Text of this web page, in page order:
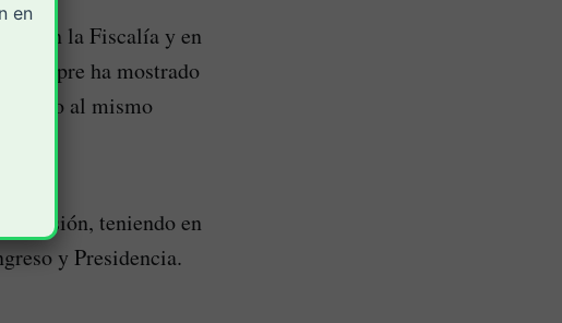
en la Fiscalía y en
siempre ha mostrado
o al mismo
decisión, teniendo en
y Presidencia.
en